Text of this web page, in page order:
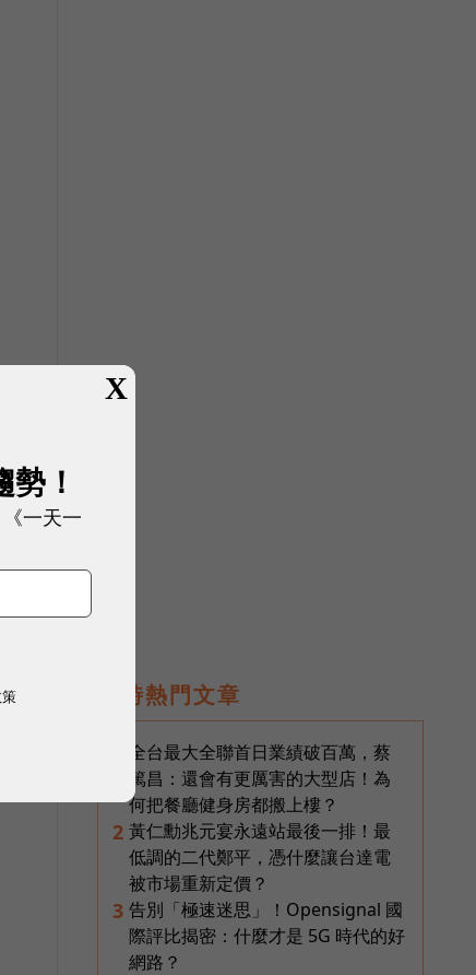
即時熱門文章
全台最大全聯首日業績破百萬，蔡
篤昌：還會有更厲害的大型店！為
何把餐廳健身房都搬上樓？
2 黃仁勳兆元宴永遠站最後一排！最
低調的二代鄭平，憑什麼讓台達電
被市場重新定價？
3 告別「極速迷思」！Opensignal 國
際評比揭密：什麼才是 5G 時代的好
網路？
X
！
一天一